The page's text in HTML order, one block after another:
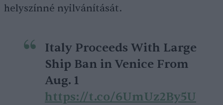
helyszínné nyilvánítását.
Italy Proceeds With Large
Ship Ban in Venice From
Aug. 1
https://t.co/6UmUz2By5U